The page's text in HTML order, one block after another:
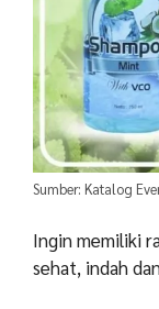
Sumber: Katalog
Ingin memiliki
sehat, indah